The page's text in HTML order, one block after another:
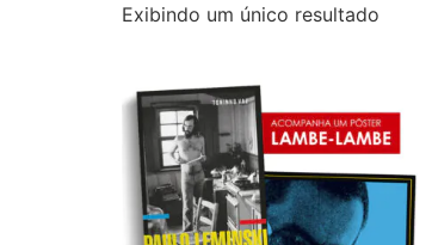
Exibindo um único resultado